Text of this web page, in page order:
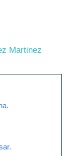
Martinez